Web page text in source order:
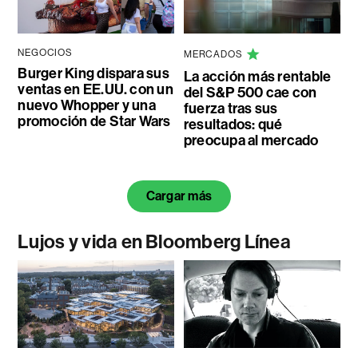
NEGOCIOS
Burger King dispara sus
ventas en EE.UU. con un
nuevo Whopper y una
promoción de Star Wars
MERCADOS
La acción más rentable
del S&P 500 cae con
fuerza tras sus
resultados: qué
preocupa al mercado
Cargar más
Lujos y vida en Bloomberg Línea